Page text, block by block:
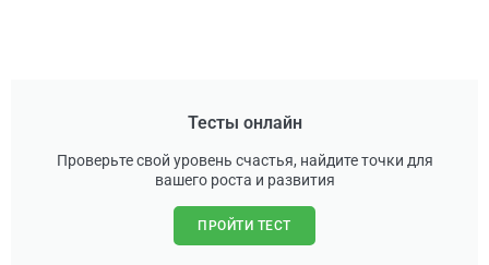
Тесты онлайн
Проверьте свой уровень счастья, найдите точки для
вашего роста и развития
ПРОЙТИ ТЕСТ